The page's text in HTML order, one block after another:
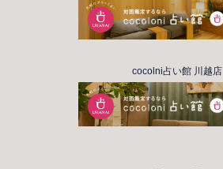
cocolni占い館 川越店